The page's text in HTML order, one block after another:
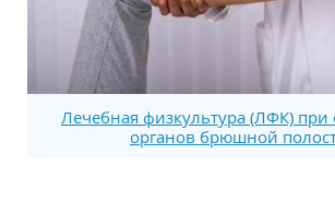
Лечебная физкультура (ЛФК)
органов брюшной